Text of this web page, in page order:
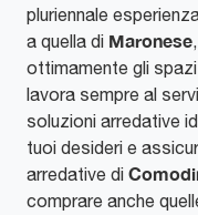
pluriennale
a quella di Maronese
ottimamente gli
lavora sempre al
soluzioni arredative
tuoi desideri e
arredative di
comprare anche